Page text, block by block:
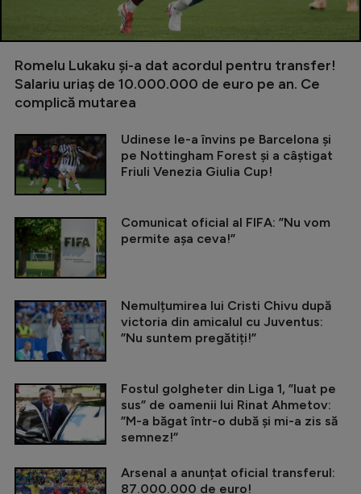
Romelu Lukaku și-a dat acordul pentru transfer!
Salariu uriaș de 10.000.000 de euro pe an. Ce
complică mutarea
Udinese le-a învins pe Barcelona și
pe Nottingham Forest și a câștigat
Friuli Venezia Giulia Cup!
Comunicat oficial al FIFA: ”Nu vom
permite așa ceva!”
Nemulțumirea lui Cristi Chivu după
victoria din amicalul cu Juventus:
”Nu suntem pregătiți!”
Fostul golgheter din Liga 1, ”luat pe
sus” de oamenii lui Rinat Ahmetov:
”M-a băgat într-o dubă și mi-a zis să
semnez!”
Arsenal a anunțat oficial transferul:
87.000.000 de euro!